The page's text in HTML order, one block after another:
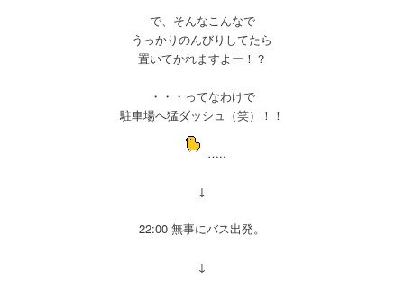
で、そんなこんなで
うっかりのんびりしてたら
置いてかれますよー！？
・・・ってなわけで
駐車場へ猛ダッシュ（笑）！！
…..
↓
22:00 無事にバス出発。
↓